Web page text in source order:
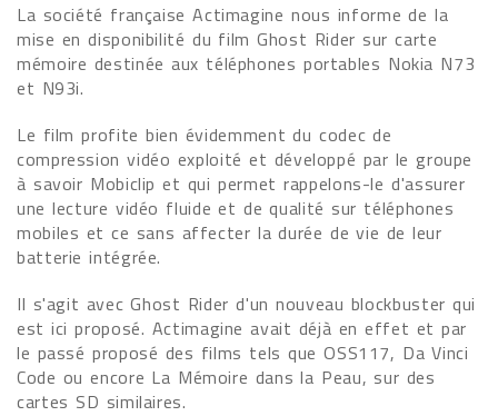
La société française Actimagine nous informe de la
mise en disponibilité du film Ghost Rider sur carte
mémoire destinée aux téléphones portables Nokia N73
et N93i.
Le film profite bien évidemment du codec de
compression vidéo exploité et développé par le groupe
à savoir Mobiclip et qui permet rappelons-le d'assurer
une lecture vidéo fluide et de qualité sur téléphones
mobiles et ce sans affecter la durée de vie de leur
batterie intégrée.
Il s'agit avec Ghost Rider d'un nouveau blockbuster qui
est ici proposé. Actimagine avait déjà en effet et par
le passé proposé des films tels que OSS117, Da Vinci
Code ou encore La Mémoire dans la Peau, sur des
cartes SD similaires.